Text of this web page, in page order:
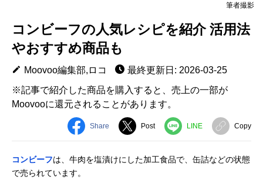
筆者撮影
コンビーフの人気レシピを紹介 活用法
やおすすめ商品も
Moovoo編集部,ロコ
最終更新日: 2026-03-25
※記事で紹介した商品を購入すると、売上の一部が
Moovooに還元されることがあります。
Share Post LINE Copy
コンビーフは、牛肉を塩漬けにした加工食品で、缶詰などの状態
で売られています。